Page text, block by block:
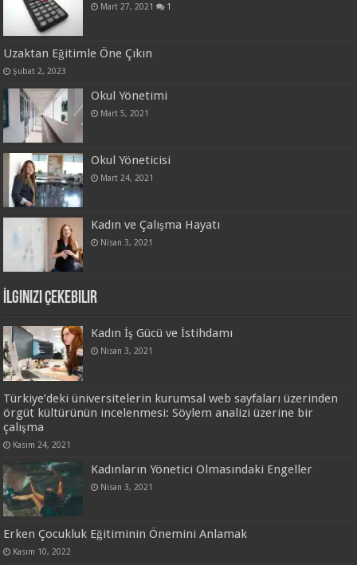
Mart 27, 2021 1
Uzaktan Eğitimle Öne Çıkın
Şubat 2, 2023
Okul Yönetimi
Mart 5, 2021
Okul Yöneticisi
Mart 24, 2021
Kadın ve Çalışma Hayatı
Nisan 3, 2021
İlginizi Çekebilir
Kadın İş Gücü ve İstihdamı
Nisan 3, 2021
Türkiye’deki üniversitelerin kurumsal web sayfaları üzerinden
örgüt kültürünün incelenmesi: Söylem analizi üzerine bir
çalışma
Kasım 24, 2021
Kadınların Yönetici Olmasındaki Engeller
Nisan 3, 2021
Erken Çocukluk Eğitiminin Önemini Anlamak
Kasım 10, 2022